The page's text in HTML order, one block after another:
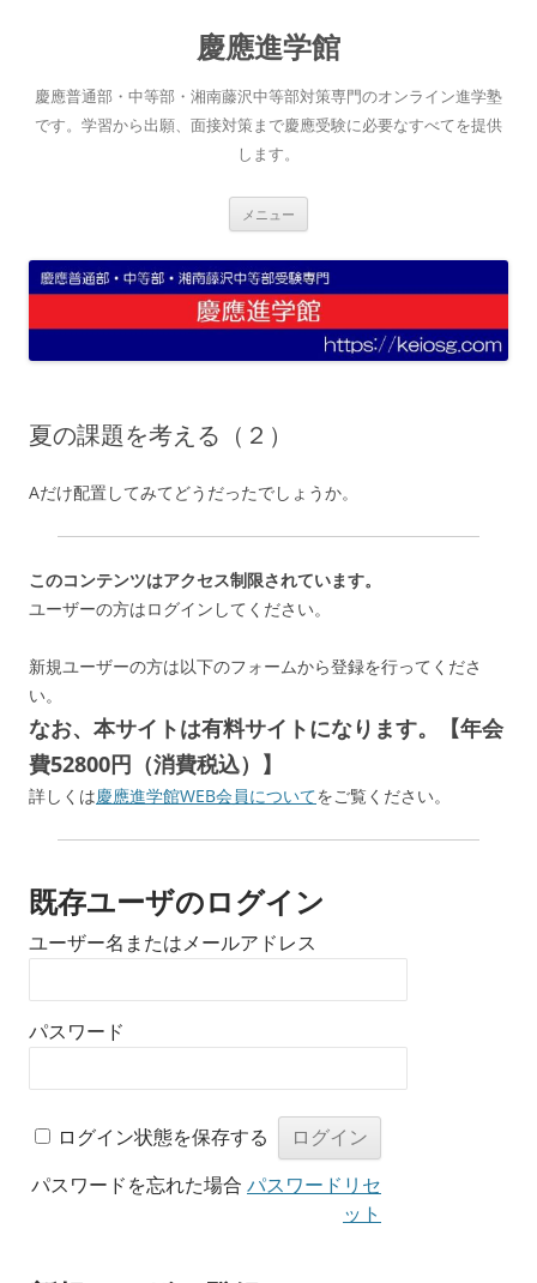
へ
ス
キ
慶應進学館
慶應普通部・中等部・湘南藤沢中等部対策専門のオンライン進学塾
です。学習から出願、面接対策まで慶應受験に必要なすべてを提供
します。
メニュー
夏の課題を考える（２）
Aだけ配置してみてどうだったでしょうか。
このコンテンツはアクセス制限されています。
ユーザーの方はログインしてください。
新規ユーザーの方は以下のフォームから登録を行ってくださ
い。
なお、本サイトは有料サイトになります。【年会
費52800円（消費税込）】
詳しくは慶應進学館WEB会員についてをご覧ください。
既存ユーザのログイン
ユーザー名またはメールアドレス
パスワード
ログイン状態を保存する
パスワードを忘れた場合 パスワードリセ
ット